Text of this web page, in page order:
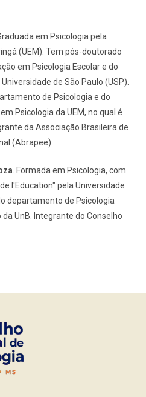
em Psicologia pela
(UEM). Tem pós-doutorado
em Psicologia Escolar e do
de São Paulo (USP).
de Psicologia e do
Psicologia da UEM, no qual é
da Associação Brasileira de
(Abrapee).
. Formada em Psicologia, com
l'Education" pela Universidade
departamento de Psicologia
UnB. Integrante do Conselho